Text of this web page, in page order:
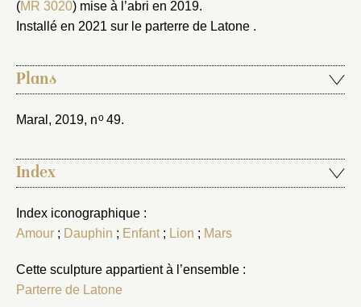
(MR 3020) mise à l’abri en 2019.
Installé en 2021 sur le parterre de Latone .
Plans
Maral, 2019, no49.
Index
Index iconographique :
Amour ; Dauphin ; Enfant; Lion ; Mars
Cette sculpture appartient à l’ensemble :
Parterre de Latone